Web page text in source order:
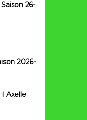
26-
2026-
I Axelle